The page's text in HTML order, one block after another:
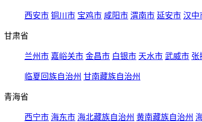
西安市 铜川市 宝鸡市 咸阳市 渭南市 延安市 汉中
甘肃省
兰州市 嘉峪关市 金昌市 白银市 天水市 武威市 张
临夏回族自治州 甘南藏族自治州
青海省
西宁市 海东市 海北藏族自治州 黄南藏族自治州